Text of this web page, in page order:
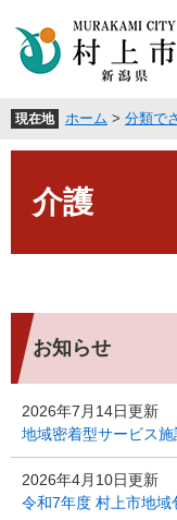
頭
で
飛
ば
現在地 ホーム > 分類で
介護
お知らせ
2026年7月14日更新
地域密着型サービス
2026年4月10日更新
令和7年度 村上市地